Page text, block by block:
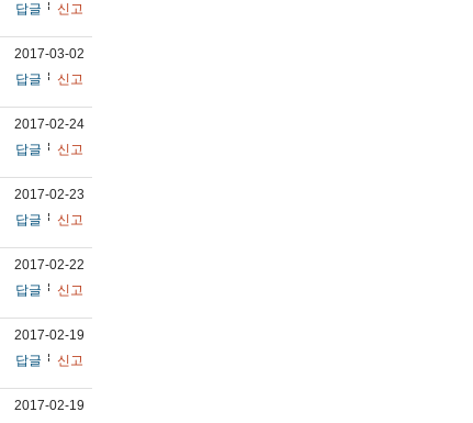
답글
신고
2017-03-02
답글
신고
2017-02-24
답글
신고
2017-02-23
답글
신고
2017-02-22
답글
신고
2017-02-19
답글
신고
2017-02-19